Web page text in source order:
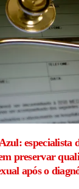
especialista
preservar
após o